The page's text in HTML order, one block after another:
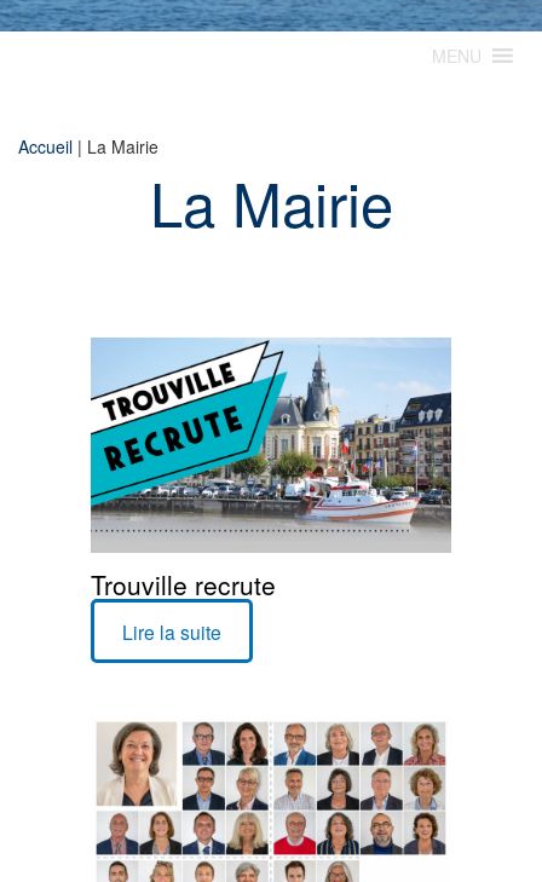
MENU
Accueil | La Mairie
La Mairie
Trouville recrute
Lire la suite